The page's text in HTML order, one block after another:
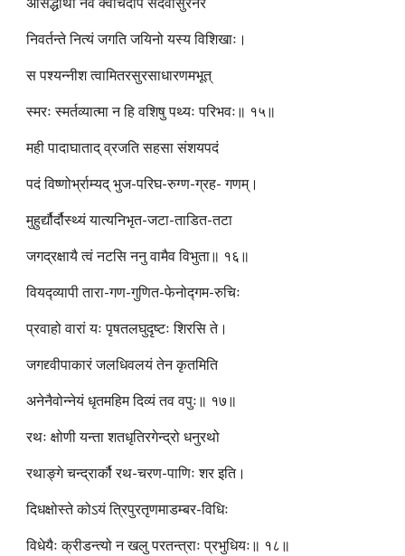
निवर्तन्ते नित्यं जगति जयिनो यस्य विशिखाः।
स पश्यन्नीश त्वामितरसुरसाधारणमभूत्
स्मरः स्मर्तव्यात्मा न हि वशिषु पथ्यः परिभवः॥ १५॥
मही पादाघाताद् व्रजति सहसा संशयपदं
पदं विष्णोर्भ्राम्यद् भुज-परिघ-रुग्ण-ग्रह- गणम्।
मुहुर्द्यौर्दौस्थ्यं यात्यनिभृत-जटा-ताडित-तटा
जगद्रक्षायै त्वं नटसि ननु वामैव विभुता॥ १६॥
वियद्व्यापी तारा-गण-गुणित-फेनोद्गम-रुचिः
प्रवाहो वारां यः पृषतलघुदृष्टः शिरसि ते।
जगद्द्वीपाकारं जलधिवलयं तेन कृतमिति
अनेनैवोन्नेयं धृतमहिम दिव्यं तव वपुः॥ १७॥
रथः क्षोणी यन्ता शतधृतिरगेन्द्रो धनुरथो
रथाङ्गे चन्द्रार्कौ रथ-चरण-पाणिः शर इति।
दिधक्षोस्ते कोऽयं त्रिपुरतृणमाडम्बर-विधिः
विधेयैः क्रीडन्त्यो न खलु परतन्त्राः प्रभुधियः॥ १८॥